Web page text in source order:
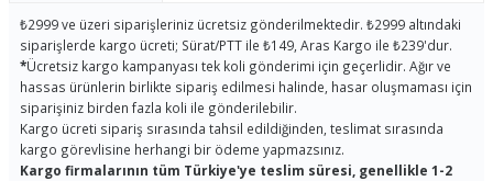
₺2999 ve üzeri siparişleriniz ücretsiz gönderilmektedir. ₺2999 altındaki
siparişlerde kargo ücreti; Sürat/PTT ile ₺149, Aras Kargo ile ₺239'dur.
*Ücretsiz kargo kampanyası tek koli gönderimi için geçerlidir. Ağır ve
hassas ürünlerin birlikte sipariş edilmesi halinde, hasar oluşmaması için
siparişiniz birden fazla koli ile gönderilebilir.
Kargo ücreti sipariş sırasında tahsil edildiğinden, teslimat sırasında
kargo görevlisine herhangi bir ödeme yapmazsınız.
Kargo firmalarının tüm Türkiye'ye teslim süresi, genellikle 1-2